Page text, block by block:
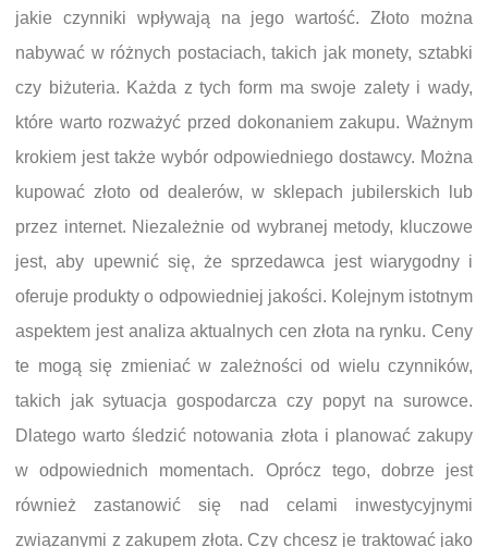
jakie czynniki wpływają na jego wartość. Złoto można
nabywać w różnych postaciach, takich jak monety, sztabki
czy biżuteria. Każda z tych form ma swoje zalety i wady,
które warto rozważyć przed dokonaniem zakupu. Ważnym
krokiem jest także wybór odpowiedniego dostawcy. Można
kupować złoto od dealerów, w sklepach jubilerskich lub
przez internet. Niezależnie od wybranej metody, kluczowe
jest, aby upewnić się, że sprzedawca jest wiarygodny i
oferuje produkty o odpowiedniej jakości. Kolejnym istotnym
aspektem jest analiza aktualnych cen złota na rynku. Ceny
te mogą się zmieniać w zależności od wielu czynników,
takich jak sytuacja gospodarcza czy popyt na surowce.
Dlatego warto śledzić notowania złota i planować zakupy
w odpowiednich momentach. Oprócz tego, dobrze jest
również zastanowić się nad celami inwestycyjnymi
związanymi z zakupem złota. Czy chcesz je traktować jako